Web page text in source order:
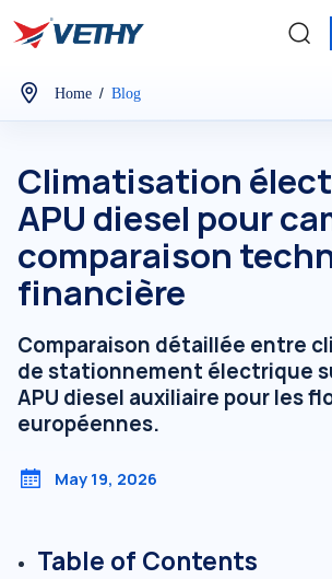
Home / Blog
Climatisation
APU diesel pour
comparaison
financière
Comparaison détaillée entre
de stationnement électrique
APU diesel auxiliaire pour les
européennes.
May 19, 2026
Table of Contents